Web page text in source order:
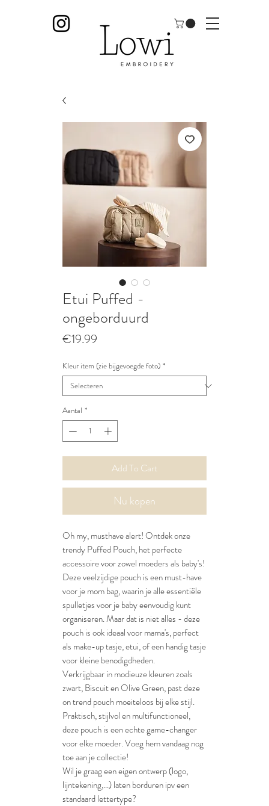
Etui Puffed -
ongeborduurd
€19.99
Kleur item (zie bijgevoegde foto) *
Aantal *
Add To Cart
Nu kopen
Oh my, musthave alert! Ontdek onze
trendy Puffed Pouch, het perfecte
accessoire voor zowel moeders als baby's!
Deze veelzijdige pouch is een must-have
voor je mom bag, waarin je alle essentiële
spulletjes voor je baby eenvoudig kunt
organiseren. Maar dat is niet alles - deze
pouch is ook ideaal voor mama's, perfect
als make-up tasje, etui, of een handig tasje
voor kleine benodigdheden.
Verkrijgbaar in modieuze kleuren zoals
zwart, Biscuit en Olive Green, past deze
on trend pouch moeiteloos bij elke stijl.
Praktisch, stijlvol en multifunctioneel,
deze pouch is een echte game-changer
voor elke moeder. Voeg hem vandaag nog
toe aan je collectie!
Wil je graag een eigen ontwerp (logo,
lijntekening,...) laten borduren ipv een
standaard lettertype?